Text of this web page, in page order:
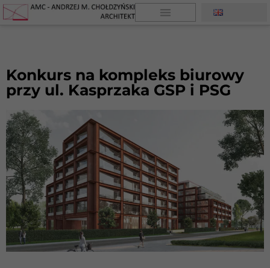
Konkurs na kompleks biurowy
przy ul. Kasprzaka GSP i PSG